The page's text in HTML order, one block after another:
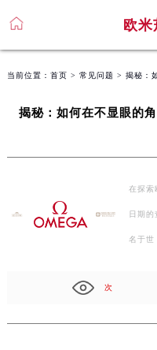
欧米
当前位置： 首页 > 常见问题 > 揭秘：
揭秘：如何在不显眼的
在探索
日期
名于世
次